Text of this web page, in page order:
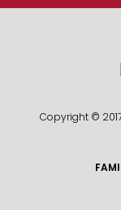
Copyright ©